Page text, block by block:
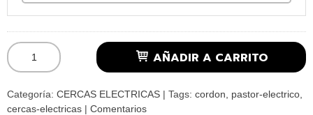
AÑADIR A CARRITO
Categoría: CERCAS ELECTRICAS | Tags: cordon
pastor-electrico
cercas-electricas | Comentarios